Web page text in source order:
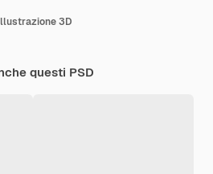
3D
questi PSD